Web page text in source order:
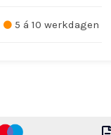
5 á 10 werkdagen